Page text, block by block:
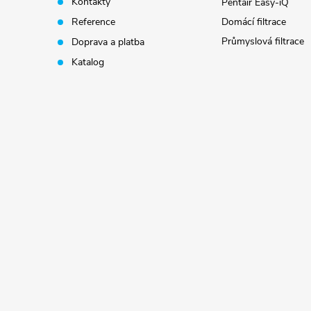
Reference
Doprava a platba
Katalog
Domácí filtrace
Průmyslová filtrace